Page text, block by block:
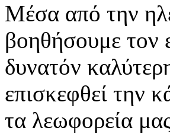
Μέσα από την
βοηθήσουμε τον
δυνατόν
επισκεφθεί την
τα λεωφορεία